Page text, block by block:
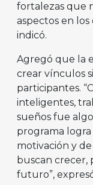
fortalezas que
aspectos en
indicó.
Agregó que la
crear vínculos
participantes.
inteligentes,
sueños fue
programa
motivación y
buscan crecer,
futuro”,